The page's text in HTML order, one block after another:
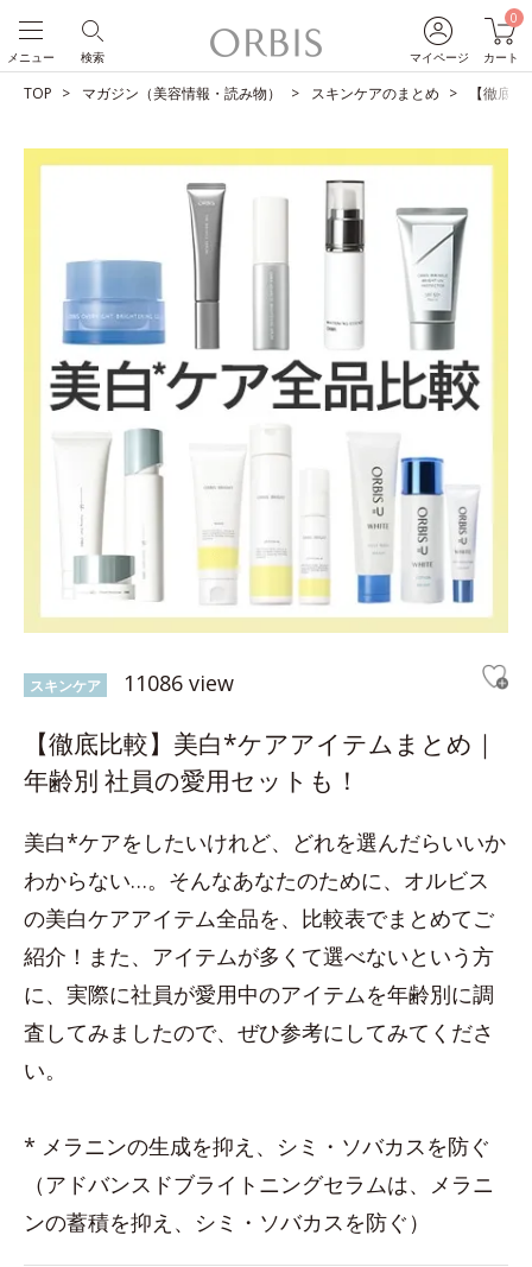
マイページ
0
カート
検索
メニュー
TOP マガジン（美容情報・読み物） スキンケアのまとめ 【徹底
スキンケア 11086 view
【徹底比較】美白*ケアアイテムまとめ｜
年齢別 社員の愛用セットも！
美白*ケアをしたいけれど、どれを選んだらいいか
わからない…。そんなあなたのために、オルビス
の美白ケアアイテム全品を、比較表でまとめてご
紹介！また、アイテムが多くて選べないという方
に、実際に社員が愛用中のアイテムを年齢別に調
査してみましたので、ぜひ参考にしてみてくださ
い。
* メラニンの生成を抑え、シミ・ソバカスを防ぐ
（アドバンスドブライトニングセラムは、メラニ
ンの蓄積を抑え、シミ・ソバカスを防ぐ）